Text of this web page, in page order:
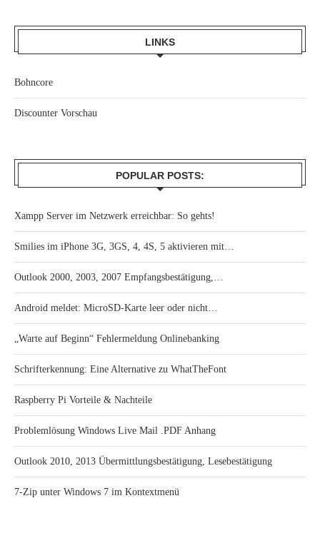
LINKS
Bohncore
Discounter Vorschau
POPULAR POSTS:
Xampp Server im Netzwerk erreichbar: So gehts!
Smilies im iPhone 3G, 3GS, 4, 4S, 5 aktivieren mit…
Outlook 2000, 2003, 2007 Empfangsbestätigung,…
Android meldet: MicroSD-Karte leer oder nicht…
„Warte auf Beginn“ Fehlermeldung Onlinebanking
Schrifterkennung: Eine Alternative zu WhatTheFont
Raspberry Pi Vorteile & Nachteile
Problemlösung Windows Live Mail .PDF Anhang
Outlook 2010, 2013 Übermittlungsbestätigung, Lesebestätigung
7-Zip unter Windows 7 im Kontextmenü